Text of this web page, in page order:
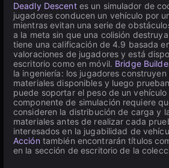
Deadly Descentes un simulador de
jugadores conducen un vehículo por
mientras evitan una serie de
a la meta sin que una colisión
tiene una calificación de 4.9 basada
valoraciones de jugadores y está
escritorio como en móvil. Bridge
la ingeniería: los jugadores
materiales disponibles y luego
puede soportar el peso de un vehículo
componente de simulación requiere
consideren la distribución de carga y
materiales antes de realizar cada
interesados en la jugabilidad de
Acción también encontrarán títulos
en la sección de escritorio de la